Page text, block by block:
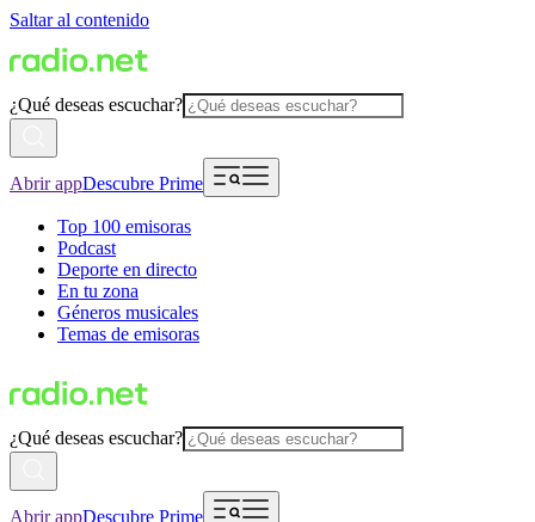
Saltar al contenido
¿Qué deseas escuchar?
Abrir appDescubre Prime
Top 100 emisoras
Podcast
Deporte en directo
En tu zona
Géneros musicales
Temas de emisoras
¿Qué deseas escuchar?
Abrir appDescubre Prime